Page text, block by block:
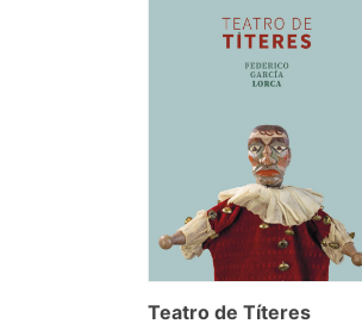
Teatro de Títeres